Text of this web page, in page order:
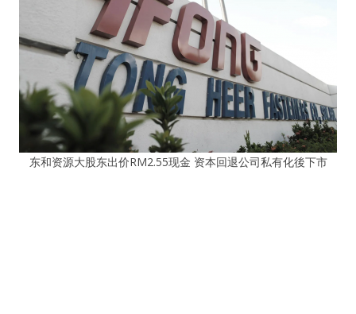
东和资源大股东出价RM2.55现金 资本回退公司私有化後下市